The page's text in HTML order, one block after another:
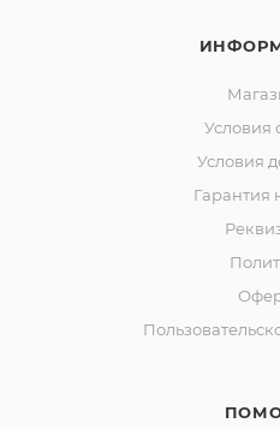
Условия
Условия
Гарантия